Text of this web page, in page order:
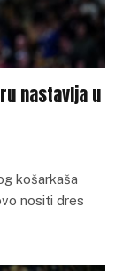
nastavlja u
košarkaša
nositi dres